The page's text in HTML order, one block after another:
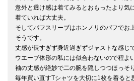
意外と透け感は着てみるとおもったより気
着ていれば大丈夫。
そしてパフスリーブはホンノリのパフでお
そうです。
丈感が長すぎず身近過ぎずジャストな感じ
ウエーブ体形の私には似合わないので程よ
袖の丈感が絶妙で二の腕を隠しつつほっそ
毎年買い直すTシャツを大切に1枚を着ると